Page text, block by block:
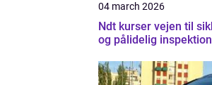
04 march 2026
Ndt kurser vejen til sikker
og pålidelig inspektion